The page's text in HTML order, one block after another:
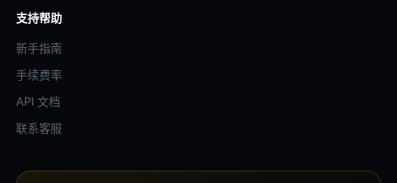
支持帮助
新手指南
手续费率
API 文档
联系客服